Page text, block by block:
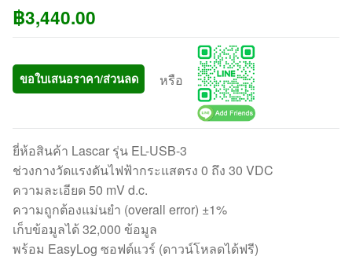
฿3,440.00
ขอใบเสนอราคา/ส่วนลด หรือ
ยี่ห้อสินค้า Lascar รุ่น EL-USB-3
ช่วงกางวัดแรงดันไฟฟ้ากระแสตรง 0 ถึง 30 VDC
ความละเอียด 50 mV d.c.
ความถูกต้องแม่นยำ (overall error) ±1%
เก็บข้อมูลได้ 32,000 ข้อมูล
พร้อม EasyLog ซอฟต์แวร์ (ดาวน์โหลดได้ฟรี)